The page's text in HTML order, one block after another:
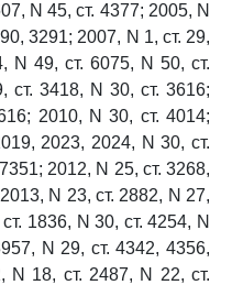
N 45, ст. 4377; 2005, N
3291; 2007, N 1, ст. 29,
N 49, ст. 6075, N 50, ст.
3418, N 30, ст. 3616;
2010, N 30, ст. 4014;
2023, 2024, N 30, ст.
2012, N 25, ст. 3268,
N 23, ст. 2882, N 27,
1836, N 30, ст. 4254, N
N 29, ст. 4342, 4356,
N 18, ст. 2487, N 22, ст.